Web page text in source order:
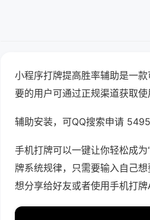
小程序打牌提高胜率辅助是一
要的用户可通过正规渠道获取使
辅助安装，可QQ搜索申请
手机打牌可以一键让你轻松成
牌系统规律，只需要输入自己
想分享给好友或者使用手机打牌